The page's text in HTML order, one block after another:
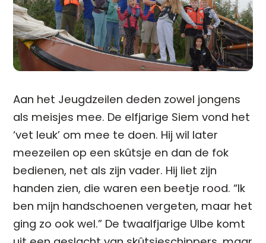
Aan het Jeugdzeilen deden zowel jongens
als meisjes mee. De elfjarige Siem vond het
‘vet leuk’ om mee te doen. Hij wil later
meezeilen op een skûtsje en dan de fok
bedienen, net als zijn vader. Hij liet zijn
handen zien, die waren een beetje rood. “Ik
ben mijn handschoenen vergeten, maar het
ging zo ook wel.” De twaalfjarige Ulbe komt